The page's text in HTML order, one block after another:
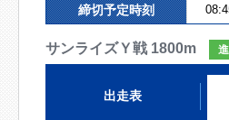
締切予定時刻
サンライズＹ戦 1800m
出走表